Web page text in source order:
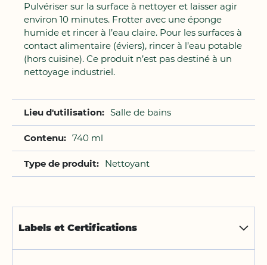
Pulvériser sur la surface à nettoyer et laisser agir
environ 10 minutes. Frotter avec une éponge
humide et rincer à l’eau claire. Pour les surfaces à
contact alimentaire (éviers), rincer à l’eau potable
(hors cuisine). Ce produit n’est pas destiné à un
nettoyage industriel.
Salle de bains
740 ml
Nettoyant
Labels et Certifications